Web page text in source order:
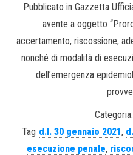
Pubblicato in Gazzetta
avente a oggetto
accertamento, riscossione,
nonché di modalità di
dell’emergenza
Categoria:
Tag d.l. 30 gennaio 2021,
esecuzione penale,